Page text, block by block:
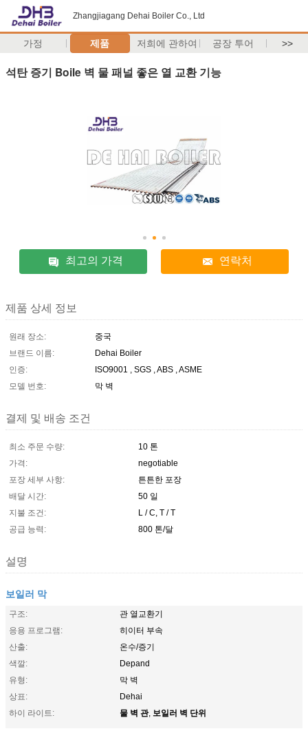
Zhangjiagang Dehai Boiler Co., Ltd
가정 제품 저희에 관하여 공장 투어 >>
석탄 증기 Boile 벽 물 패널 좋은 열 교환 기능
최고의 가격 연락처
제품 상세 정보
원래 장소:
중국
브랜드 이름:
Dehai Boiler
인증:
ISO9001 , SGS , ABS , ASME
모델 번호:
막 벽
결제 및 배송 조건
최소 주문 수량:
10 톤
가격:
negotiable
포장 세부 사항:
튼튼한 포장
배달 시간:
50 일
지불 조건:
L / C, T / T
공급 능력:
800 톤/달
설명
보일러 막
구조:
관 열교환기
응용 프로그램:
히이터 부속
산출:
온수/증기
색깔:
Depand
유형:
막 벽
상표:
Dehai
하이 라이트:
물 벽 관, 보일러 벽 단위